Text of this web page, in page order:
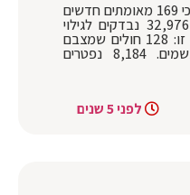
משרד הבריאות מעדכן כי 169 מאומתים חדשים
אובחנו אתמול, מתוך 32,976 נבדקים לגילוי
הנגיף. היום, נכון לשעה זו: 128 חולים שמצבם
מוגדר קשה. 73 מונשמים. 8,184 נפטרים
לפני 5 שנים